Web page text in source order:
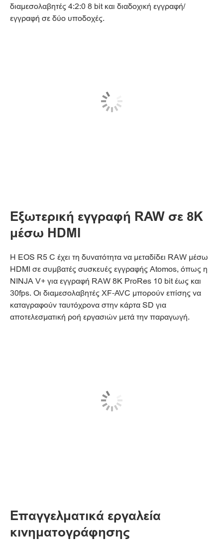
διαμεσολαβητές 4:2:0 8 bit και διαδοχική εγγραφή/
εγγραφή σε δύο υποδοχές.
Εξωτερική εγγραφή RAW σε 8K
μέσω HDMI
Η EOS R5 C έχει τη δυνατότητα να μεταδίδει RAW μέσω
HDMI σε συμβατές συσκευές εγγραφής Atomos, όπως η
NINJA V+ για εγγραφή RAW 8K ProRes 10 bit έως και
30fps. Οι διαμεσολαβητές XF-AVC μπορούν επίσης να
καταγραφούν ταυτόχρονα στην κάρτα SD για
αποτελεσματική ροή εργασιών μετά την παραγωγή.
Επαγγελματικά εργαλεία
κινηματογράφησης